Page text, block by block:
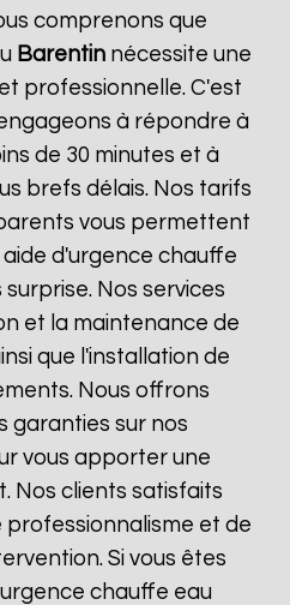
comprenons que
Barentinnécessite une
professionnelle. C'est
à répondre à
de 30 minutes et à
brefs délais. Nos tarifs
vous permettent
d'urgence chauffe
Nos services
et la maintenance de
que l'installation de
Nous offrons
garanties sur nos
vous apporter une
Nos clients satisfaits
et de
Si vous êtes
chauffe eau